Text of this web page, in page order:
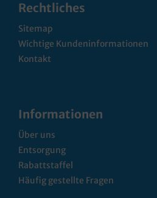
Rechtliches
Sitemap
Wichtige Kundeninformationen
Kontakt
Informationen
Über uns
Entsorgung
Rabattstaffel
Häufig gestellte Fragen